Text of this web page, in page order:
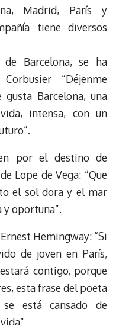
Madrid, París y
tiene diversos
Barcelona, se ha
“Déjenme
Barcelona, una
intensa, con un
por el destino de
Lope de Vega: “Que
el sol dora y el mar
y oportuna”.
Hemingway: “Si
de joven en París,
contigo, porque
esta frase del poeta
se está cansado de